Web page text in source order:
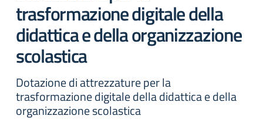
trasformazione digitale della
didattica e della organizzazione
scolastica
Dotazione di attrezzature per la
trasformazione digitale della didattica e della
organizzazione scolastica